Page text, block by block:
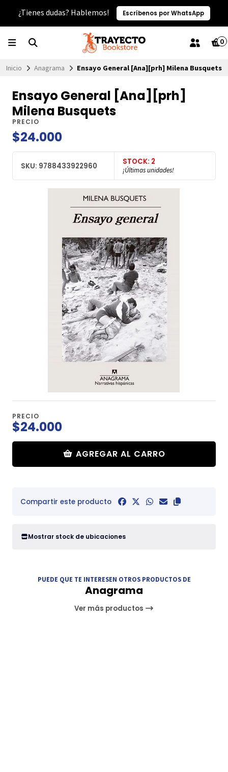
¿Tienes dudas? Hablemos! Escríbenos por WhatsApp
0
Inicio Anagrama Ensayo General [Ana][prh] Milena Busquets
Ensayo General [Ana][prh]
Milena Busquets
PRECIO
$24.000
SKU: 9788433922960 STOCK: 2
¡Últimas unidades!
PRECIO
$24.000
AGREGAR AL CARRO
Compartir este producto
Mostrar stock de ubicaciones
PUEDE QUE TE INTERESEN OTROS PRODUCTOS DE
Anagrama
Ver más productos